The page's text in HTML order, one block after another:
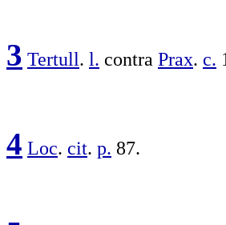
3 Tertull. l. contra Prax. c.
4 Loc. cit. p. 87.